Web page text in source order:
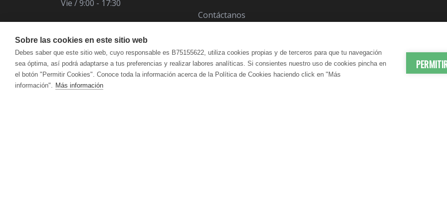
Vie / 9:00 - 17:30
Contáctanos
© 2012-2026 LindaVita - Todos los derechos
Sobre las cookies en este sitio web
Debes saber que este sitio web, cuyo responsable es B75155622, utiliza cookies propias y de terceros para que tu navegación
sea óptima, así podrá adaptarse a tus preferencias y realizar labores analíticas. Si consientes nuestro uso de cookies pincha en
el botón "Permitir Cookies". Conoce toda la información acerca de la Política de Cookies haciendo click en "Más
información". Más información